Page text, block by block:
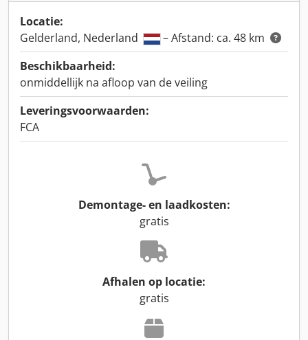
Locatie:
Gelderland, Nederland
– Afstand: ca. 48 km
Beschikbaarheid:
onmiddellijk na afloop van de veiling
Leveringsvoorwaarden:
FCA
Demontage- en laadkosten:
gratis
Afhalen op locatie:
gratis